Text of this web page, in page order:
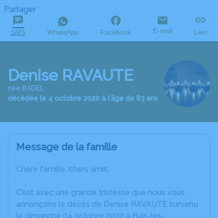
Partager
SMS WhatsApp Facebook E-mail Lien
Denise RAVAUTE
née BADEL
décédée le 4 octobre 2020 à l'âge de 83 ans
Message de la famille
Chère famille, chers amis,
C’est avec une grande tristesse que nous vous
annonçons le décès de Denise RAVAUTE survenu
le dimanche 04 octobre 2020 à Buis-les-